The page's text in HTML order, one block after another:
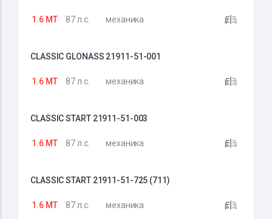
1.6 MT 87 л.с. механика
CLASSIC GLONASS 21911-51-001
1.6 MT 87 л.с. механика
CLASSIC START 21911-51-003
1.6 MT 87 л.с. механика
CLASSIC START 21911-51-725 (711)
1.6 MT 87 л.с. механика